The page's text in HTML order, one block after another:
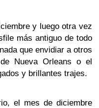
y luego otra vez
más antiguo de todo
que envidiar a otros
Nueva Orleans o el
y brillantes trajes.
el mes de diciembre